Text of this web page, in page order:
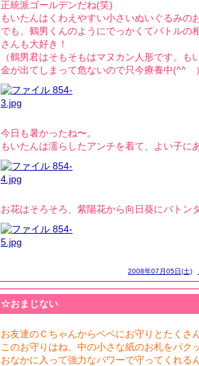
正統派ゴールデンだね(笑)
もいたんはくわえやすい小さいぬいぐるみの
でも、鶴男くんのようにでっかくてバトルの
さんも大好き！
（鶴男君はそもそもはマヌカン人形です。も
金が出てしまって危ないので只今療養中(^^ゞ
今日も暑かったね〜。
もいたんは濡らしたアンチを着て、よい子に
お花はそろそろ、紫陽花から向日葵にバトン
2008年07月05日(土)
☆おまじない
お友達のＣちゃんからベベにお守りとたくさ
このお守りはね、中の小さな紙のお札をパク
おなかに入って強力なパワーで守ってくれる